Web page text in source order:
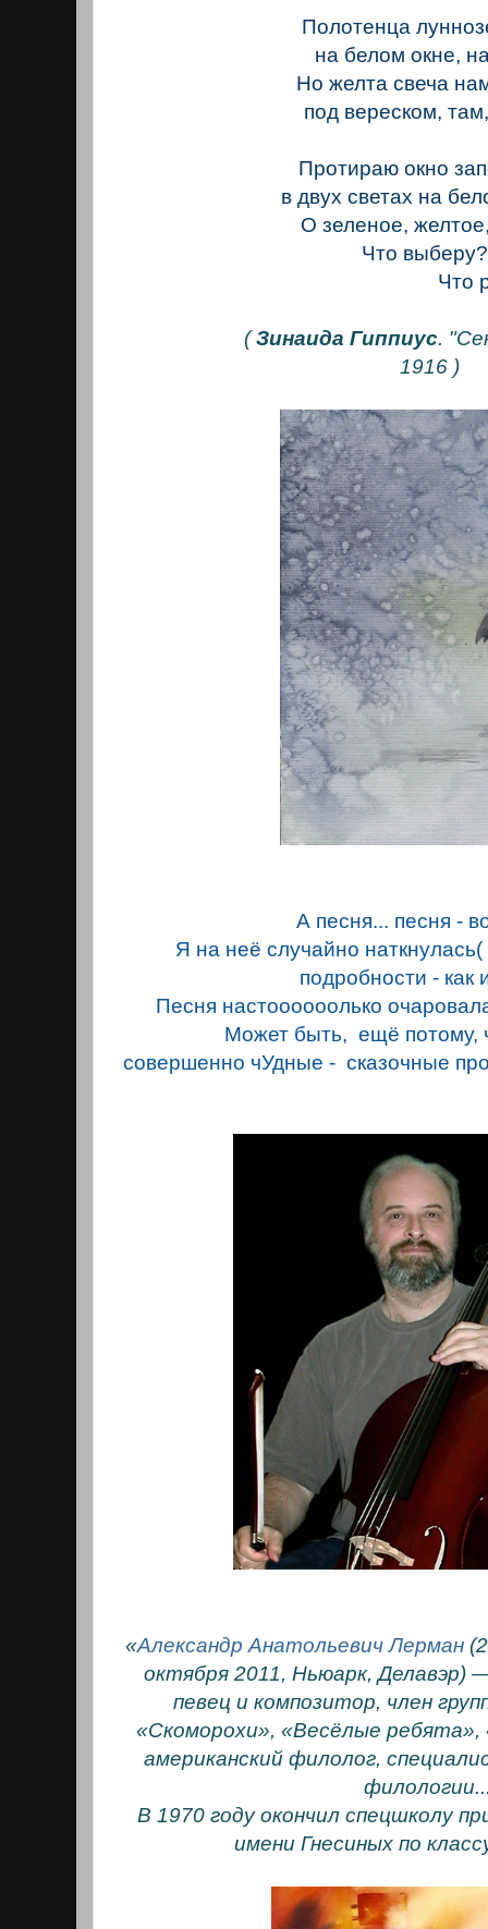
Полотенца
на белом окне,
Но желта свеча
под вереском,
Протираю окно
в двух светах на
О зеленое,
Что
Что
(Зинаида Гиппиус.
1916 )
А песня... песня -
Я на неё случайно
подробности - как
Песня настоооооолько
Может быть, ещё потому,
совершенно чУдные - сказочные
«Александр Анатольевич Лерман
октября 2011, Ньюарк, Делавэр)
певец и композитор, член
«Скоморохи», «Весёлые ребята»,
американский филолог,
В 1970 году окончил спецшколу
имени Гнесиных по